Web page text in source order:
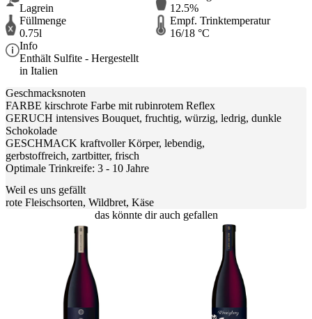
Lagrein
12.5%
Füllmenge
0.75l
Empf. Trinktemperatur
16/18 °C
Info
Enthält Sulfite - Hergestellt
in Italien
Geschmacksnoten
FARBE kirschrote Farbe mit rubinrotem Reflex
GERUCH intensives Bouquet, fruchtig, würzig, ledrig, dunkle
Schokolade
GESCHMACK kraftvoller Körper, lebendig,
gerbstoffreich, zartbitter, frisch
Optimale Trinkreife: 3 - 10 Jahre
Weil es uns gefällt
rote Fleischsorten, Wildbret, Käse
das könnte dir auch gefallen